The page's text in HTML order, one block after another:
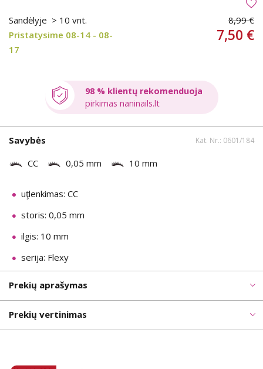
Sandėlyje > 10 vnt.
Pristatysime 08-14 - 08-
17
8,99 €
7,50 €
98 % klientų rekomenduoja
pirkimas naninails.lt
Savybės Kat. Nr.: 0601/184
CC 0,05 mm 10 mm
uţlenkimas: CC
storis: 0,05 mm
ilgis: 10 mm
serija: Flexy
Prekių aprašymas
Prekių vertinimas